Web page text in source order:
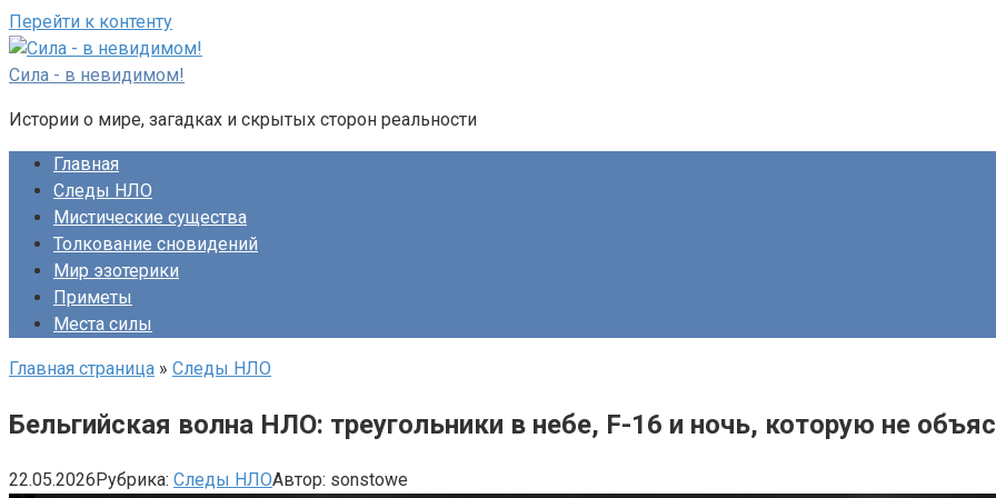
Перейти к контенту
Сила - в невидимом!
Истории о мире, загадках и скрытых сторон реальности
Главная
Следы НЛО
Мистические существа
Толкование сновидений
Мир эзотерики
Приметы
Места силы
Главная страница » Следы НЛО
Бельгийская волна НЛО: треугольники в небе, F-16 и ночь, которую не
22.05.2026Рубрика: Следы НЛОАвтор: sonstowe